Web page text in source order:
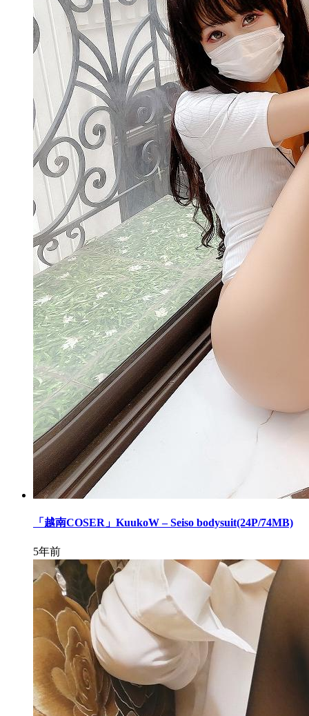
「越南COSER」KuukoW – Seiso bodysuit(24P/74MB)
5年前